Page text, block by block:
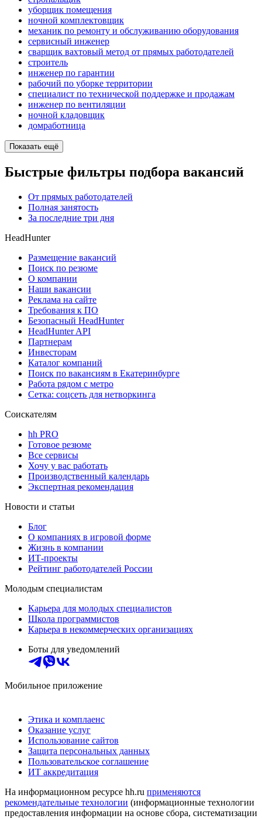
уборщик помещения
ночной комплектовщик
механик по ремонту и обслуживанию оборудования
сервисный инженер
сварщик вахтовый метод от прямых работодателей
строитель
инженер по гарантии
рабочий по уборке территории
специалист по технической поддержке и продажам
инженер по вентиляции
ночной кладовщик
домработница
Показать ещё
Быстрые фильтры подбора вакансий
От прямых работодателей
Полная занятость
За последние три дня
HeadHunter
Размещение вакансий
Поиск по резюме
О компании
Наши вакансии
Реклама на сайте
Требования к ПО
Безопасный HeadHunter
HeadHunter API
Партнерам
Инвесторам
Каталог компаний
Поиск по вакансиям в Екатеринбурге
Работа рядом с метро
Сетка: соцсеть для нетворкинга
Соискателям
hh PRO
Готовое резюме
Все сервисы
Хочу у вас работать
Производственный календарь
Экспертная рекомендация
Новости и статьи
Блог
О компаниях в игровой форме
Жизнь в компании
ИТ-проекты
Рейтинг работодателей России
Молодым специалистам
Карьера для молодых специалистов
Школа программистов
Карьера в некоммерческих организациях
Боты для уведомлений
Мобильное приложение
Этика и комплаенс
Оказание услуг
Использование сайтов
Защита персональных данных
Пользовательское соглашение
ИТ аккредитация
На информационном ресурсе hh.ru применяются
рекомендательные технологии (информационные технологии
предоставления информации на основе сбора, систематизации